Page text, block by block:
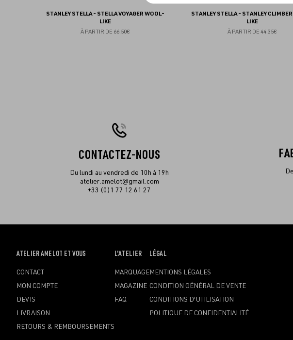
STANLEY STELLA - STELLA VOYAGER WOOL-
LIKE
À PARTIR DE 66.50€
STANLEY STELLA - STANLEY
LIKE
À PARTIR DE 44.35€
CONTACTEZ-NOUS
Du lundi au vendredi de 10h à 19h
atelier.amelot@gmail.com
+33 (0)1 77 12 61 27
OUVRIR
MENU
ATELIER AMELOT ET VOUS
CONTACT
MON COMPTE
DEVIS
LIVRAISON
RETOURS & REMBOURSEMENTS
OUVRIR
MENU
L'ATELIER
MARQUAGE
MAGAZINE
FAQ
OUVRIR
MENU
LÉGAL
MENTIONS LÉGALES
CONDITION GÉNÉRAL DE VENTE
CONDITIONS D'UTILISATION
POLITIQUE DE CONFIDENTIALITÉ